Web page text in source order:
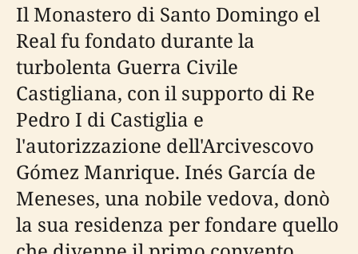
Il Monastero di Santo Domingo el
Real fu fondato durante la
turbolenta Guerra Civile
Castigliana, con il supporto di Re
Pedro I di Castiglia e
l'autorizzazione dell'Arcivescovo
Gómez Manrique. Inés García de
Meneses, una nobile vedova, donò
la sua residenza per fondare quello